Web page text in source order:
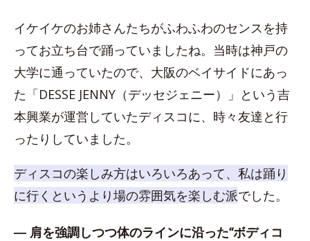
イケイケのお姉さんたちがふわふわのセンスを持
ってお立ち台で踊っていましたね。当時は神戸の
大学に通っていたので、大阪のベイサイドにあっ
た「DESSE JENNY（デッセジェニー）」という吉
本興業が運営していたディスコに、時々友達と行
ったりしていました。
ディスコの楽しみ方はいろいろあって、私は踊り
に行くというより場の雰囲気を楽しむ派でした。
― 肩を強調しつつ体のラインに沿った“ボディコ